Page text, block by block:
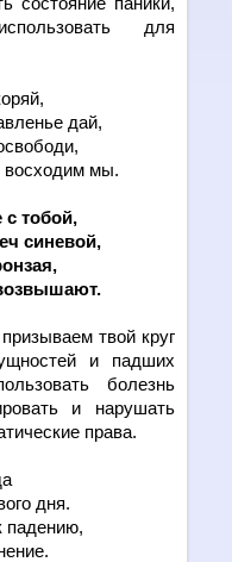
для
дай,
восходим мы.
с тобой,
синевой,
твой круг
и падших
болезнь
и нарушать
права.
дня.
падению,